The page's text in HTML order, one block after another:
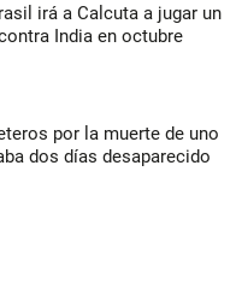
irá a Calcuta a jugar un
India en octubre
por la muerte de uno
dos días desaparecido